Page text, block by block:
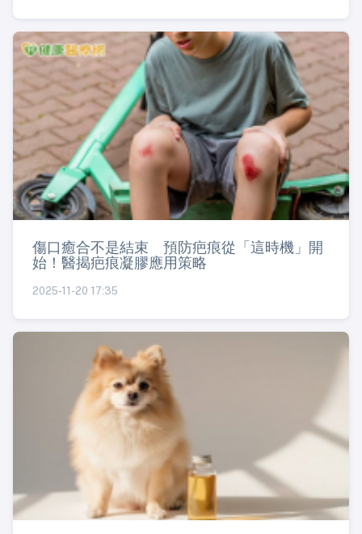
傷口癒合不是結束 預防疤痕從「這時機」開
始！醫揭疤痕凝膠應用策略
2025-11-20 17:35